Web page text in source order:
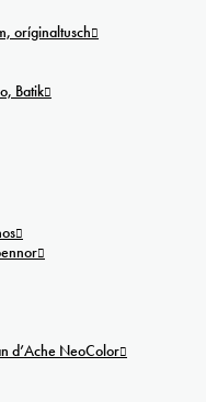
oríginaltusch
Batik
d’Ache NeoColor